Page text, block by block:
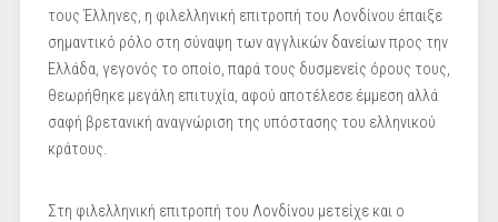
τους Έλληνες, η φιλελληνική επιτροπή του Λονδίνου έπαιξε
σημαντικό ρόλο στη σύναψη των αγγλικών δανείων προς την
Ελλάδα, γεγονός το οποίο, παρά τους δυσμενείς όρους τους,
θεωρήθηκε μεγάλη επιτυχία, αφού αποτέλεσε έμμεση αλλά
σαφή βρετανική αναγνώριση της υπόστασης του ελληνικού
κράτους.
Στη φιλελληνική επιτροπή του Λονδίνου μετείχε και ο